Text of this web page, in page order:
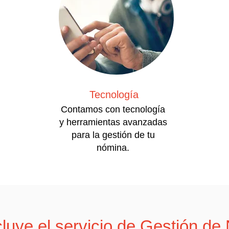
Tecnología
Contamos con tecnología
y herramientas avanzadas
para la gestión de tu
nómina.